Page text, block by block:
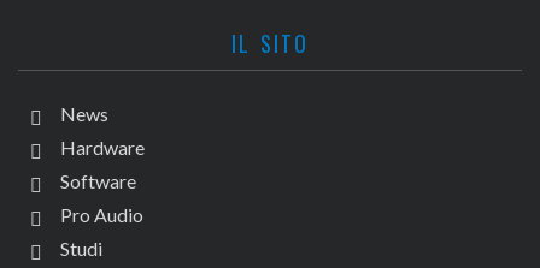
IL SITO
News
Hardware
Software
Pro Audio
Studi